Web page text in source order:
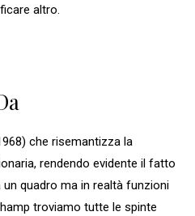
altro.
che risemantizza la
rendendo evidente il fatto
quadro ma in realtà funzioni
troviamo tutte le spinte